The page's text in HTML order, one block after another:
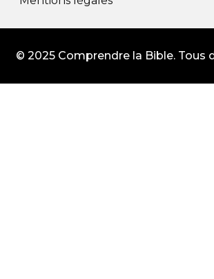
© 2025 Comprendre la Bible. Tous